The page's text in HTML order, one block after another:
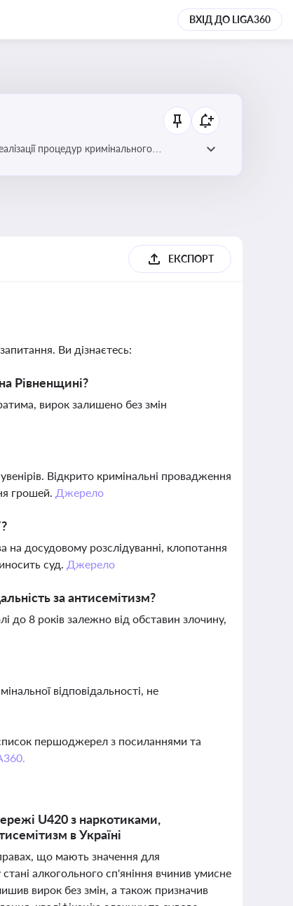
ВХІД ДО LIGA360
процедур кримінального
ЕКСПОРТ
Ви дізнаєтесь:
Рівненщині?
вирок залишено без змін
Відкрито кримінальні провадження
грошей. Джерело
на досудовому розслідуванні, клопотання
суд. Джерело
за антисемітизм?
до 8 років залежно від обставин злочину,
відповідальності, не
першоджерел з посиланнями та
U420 з наркотиками,
в Україні
що мають значення для
алкогольного сп'яніння вчинив умисне
вирок без змін, а також призначив